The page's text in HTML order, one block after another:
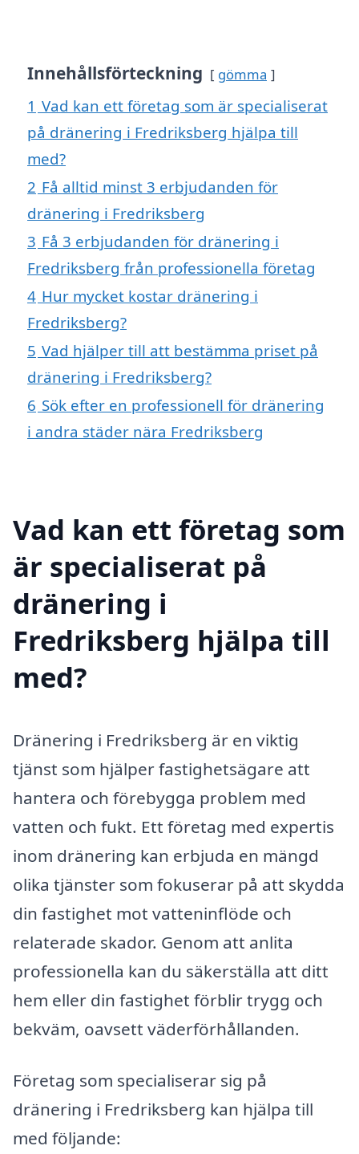
Innehållsförteckning gömma
1 Vad kan ett företag som är specialiserat
på dränering i Fredriksberg hjälpa till
med?
2 Få alltid minst 3 erbjudanden för
dränering i Fredriksberg
3 Få 3 erbjudanden för dränering i
Fredriksberg från professionella företag
4 Hur mycket kostar dränering i
Fredriksberg?
5 Vad hjälper till att bestämma priset på
dränering i Fredriksberg?
6 Sök efter en professionell för dränering
i andra städer nära Fredriksberg
Vad kan ett företag som
är specialiserat på
dränering i
Fredriksberg hjälpa till
med?
Dränering i Fredriksberg är en viktig
tjänst som hjälper fastighetsägare att
hantera och förebygga problem med
vatten och fukt. Ett företag med expertis
inom dränering kan erbjuda en mängd
olika tjänster som fokuserar på att skydda
din fastighet mot vatteninflöde och
relaterade skador. Genom att anlita
professionella kan du säkerställa att ditt
hem eller din fastighet förblir trygg och
bekväm, oavsett väderförhållanden.
Företag som specialiserar sig på
dränering i Fredriksberg kan hjälpa till
med följande: